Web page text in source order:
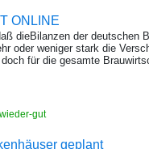
ONLINE
dieBilanzen der deutschen
oder weniger stark die
für die gesamte
gut
geplant